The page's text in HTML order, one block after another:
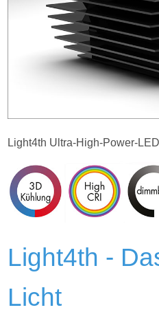
Light4th Ultra-High-Power-
Light4th -
Licht